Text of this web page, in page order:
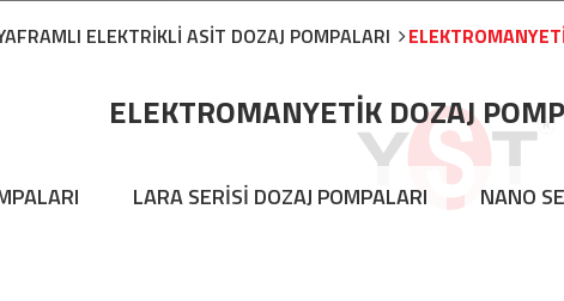
ELEKTRİKLİ ASİT DOZAJ POMPALARI
ELEKTROMANYETİK DOZAJ
LARA SERİSİ DOZAJ POMPALARI NANO